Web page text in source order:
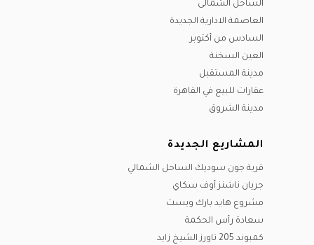
ديسيمبر
ديسيمبرالساحل الشمالى
العاصمة الادارية الجديدة
السادس من أكتوبر
العين السخنة
مدينة المستقبل
عقارات للبيع في القاهرة
مدينة الشروق
المشاريع الجديدة
قرية جون سوديك الساحل الشمالي
جريان ناشنز أوف سكاي
مشروع هايد بارك ويست
سعادة رأس الحكمة
كمبوند 205 تاورز الشيخ زايد